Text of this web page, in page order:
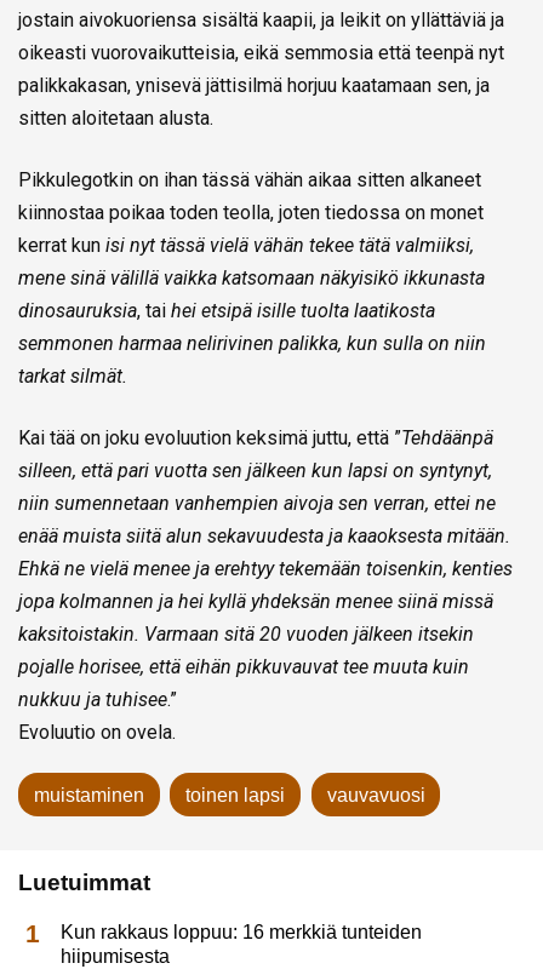
jostain aivokuoriensa sisältä kaapii, ja leikit on yllättäviä ja
oikeasti vuorovaikutteisia, eikä semmosia että teenpä nyt
palikkakasan, ynisevä jättisilmä horjuu kaatamaan sen, ja
sitten aloitetaan alusta.
Pikkulegotkin on ihan tässä vähän aikaa sitten alkaneet
kiinnostaa poikaa toden teolla, joten tiedossa on monet
kerrat kun isi nyt tässä vielä vähän tekee tätä valmiiksi,
mene sinä välillä vaikka katsomaan näkyisikö ikkunasta
dinosauruksia, tai hei etsipä isille tuolta laatikosta
semmonen harmaa nelirivinen palikka, kun sulla on niin
tarkat silmät.
Kai tää on joku evoluution keksimä juttu, että ”Tehdäänpä
silleen, että pari vuotta sen jälkeen kun lapsi on syntynyt,
niin sumennetaan vanhempien aivoja sen verran, ettei ne
enää muista siitä alun sekavuudesta ja kaaoksesta mitään.
Ehkä ne vielä menee ja erehtyy tekemään toisenkin, kenties
jopa kolmannen ja hei kyllä yhdeksän menee siinä missä
kaksitoistakin. Varmaan sitä 20 vuoden jälkeen itsekin
pojalle horisee, että eihän pikkuvauvat tee muuta kuin
nukkuu ja tuhisee.”
Evoluutio on ovela.
muistaminen toinen lapsi vauvavuosi
Luetuimmat
Kun rakkaus loppuu: 16 merkkiä tunteiden
hiipumisesta